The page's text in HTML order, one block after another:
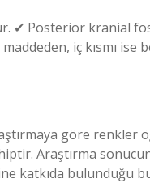
✔ Posterior kranial
iç kısmı ise
göre renkler
Araştırma
katkıda bulunduğu